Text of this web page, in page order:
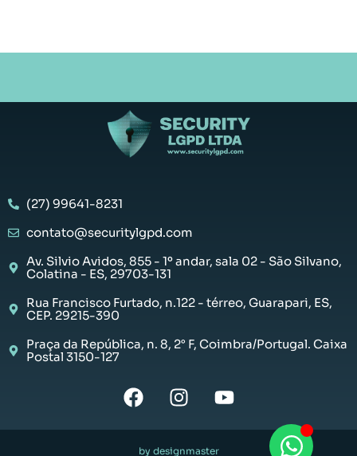
(27) 99641-8231
contato@securitylgpd.com
Av. Silvio Avidos, 855 - 1º andar, sala 02 - São Silvano,
Colatina - ES, 29703-131
Rua Francisco Furtado, n.122 - térreo, Guarapari, ES,
CEP. 29215-390
Praça da República, n. 8, 2° F, Coimbra/Portugal. Caixa
Postal 3150-127
by designmaster